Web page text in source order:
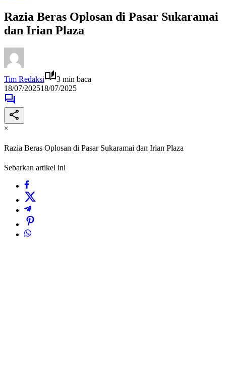
Razia Beras Oplosan di Pasar Sukaramai
dan Irian Plaza
Tim Redaksi
3 min baca
18/07/202518/07/2025
×
Razia Beras Oplosan di Pasar Sukaramai dan Irian Plaza
Sebarkan artikel ini